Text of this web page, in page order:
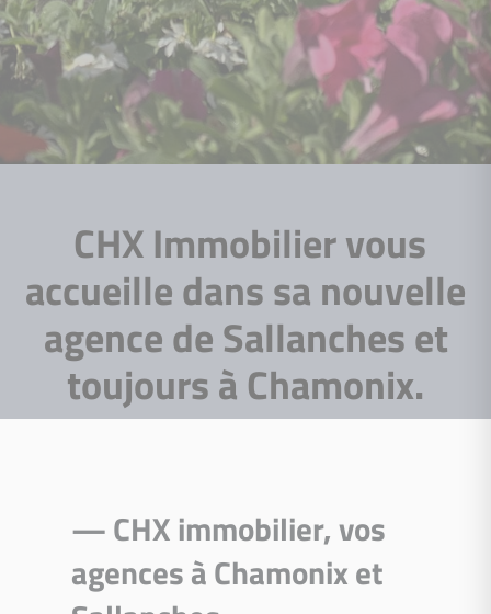
CHX Immobilier vous
accueille dans sa nouvelle
agence de Sallanches et
toujours à Chamonix.
— CHX immobilier, vos
agences à Chamonix et